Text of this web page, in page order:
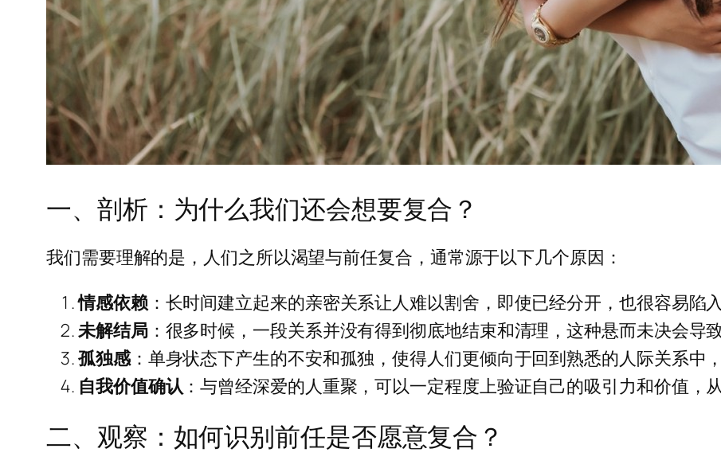
一、剖析：为什么我们还会想要复合？
我们需要理解的是，人们之所以渴望与前任复合，通常源于以下几个原因：
情感依赖：长时间建立起来的亲密关系让人难以割舍，即使已经分开，也很容易陷入
未解结局：很多时候，一段关系并没有得到彻底地结束和清理，这种悬而未决会导
孤独感：单身状态下产生的不安和孤独，使得人们更倾向于回到熟悉的人际关系中
自我价值确认：与曾经深爱的人重聚，可以一定程度上验证自己的吸引力和价值，
二、观察：如何识别前任是否愿意复合？